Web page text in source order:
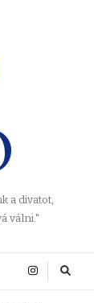
a divatot,
válni."